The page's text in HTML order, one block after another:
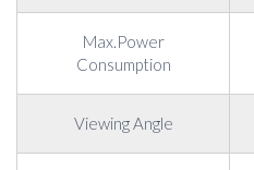
Max.Power
Consumption
Viewing Angle